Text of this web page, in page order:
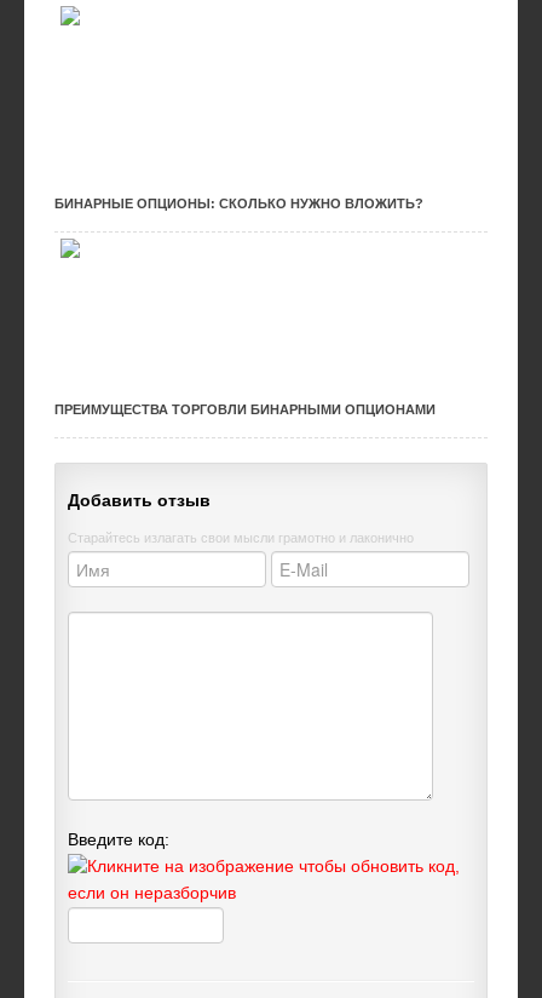
БИНАРНЫЕ ОПЦИОНЫ: СКОЛЬКО НУЖНО ВЛОЖИТЬ?
ПРЕИМУЩЕСТВА ТОРГОВЛИ БИНАРНЫМИ ОПЦИОНАМИ
Добавить отзыв
Старайтесь излагать свои мысли грамотно и лаконично
Введите код: